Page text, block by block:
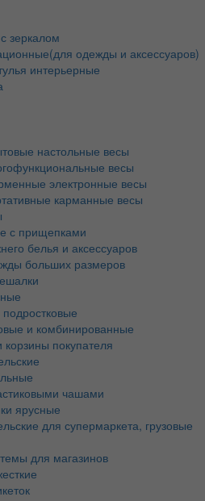
зеркалом
одежды и аксессуаров)
интерьерные
настольные весы
весы
электронные весы
карманные весы
с прищепками
белья и аксессуаров
больших размеров
и комбинированные
корзины покупателя
чашами
ярусные
для супермаркета, грузовые
для магазинов